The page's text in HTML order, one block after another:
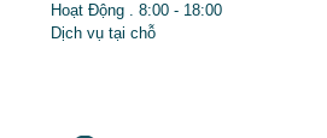
Hoạt Động . 8:00 - 18:00
Dịch vụ tại chỗ